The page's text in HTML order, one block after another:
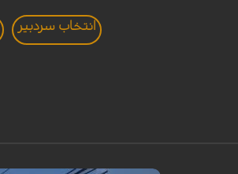
انتخاب سردبير